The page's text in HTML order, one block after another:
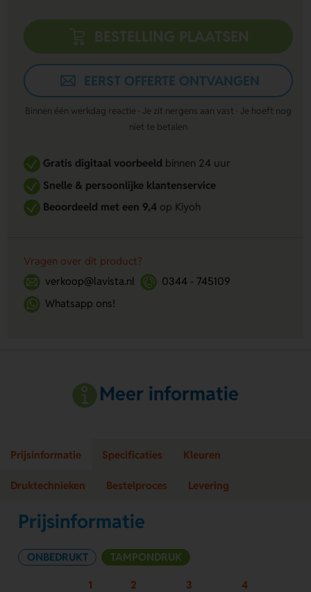
BESTELLING PLAATSEN
EERST OFFERTE ONTVANGEN
Binnen één werkdag reactie · Je zit nergens aan vast · Je hoeft nog
niet te betalen
Gratis digitaal voorbeeldbinnen 24 uur
Snelle & persoonlijke klantenservice
Beoordeeld met een 9,4op Kiyoh
Vragen over dit product?
verkoop@lavista.nl
0344 - 745109
Whatsapp ons!
Meer informatie
Prijsinformatie Specificaties Kleuren
Druktechnieken Bestelproces Levering
Prijsinformatie
ONBEDRUKT TAMPONDRUK
1 2 3 4